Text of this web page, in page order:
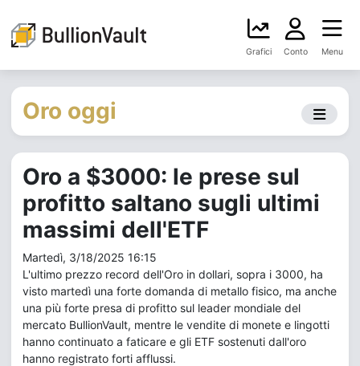
Grafici Conto Menu
Oro oggi
Oro a $3000: le prese sul
profitto saltano sugli ultimi
massimi dell'ETF
Martedì, 3/18/2025 16:15
L'ultimo prezzo record dell'Oro in dollari, sopra i 3000, ha
visto martedì una forte domanda di metallo fisico, ma anche
una più forte presa di profitto sul leader mondiale del
mercato BullionVault, mentre le vendite di monete e lingotti
hanno continuato a faticare e gli ETF sostenuti dall'oro
hanno registrato forti afflussi.